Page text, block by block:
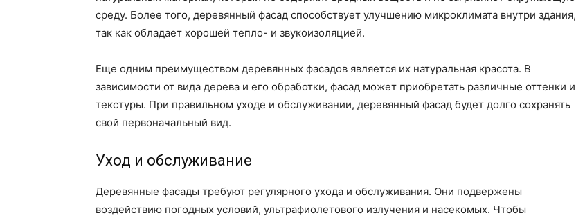
среду. Более того, деревянный фасад способствует улучшению микроклимата внутри здания,
так как обладает хорошей тепло- и звукоизоляцией.
Еще одним преимуществом деревянных фасадов является их натуральная красота. В
зависимости от вида дерева и его обработки, фасад может приобретать различные оттенки и
текстуры. При правильном уходе и обслуживании, деревянный фасад будет долго сохранять
свой первоначальный вид.
Уход и обслуживание
Деревянные фасады требуют регулярного ухода и обслуживания. Они подвержены
воздействию погодных условий, ультрафиолетового излучения и насекомых. Чтобы